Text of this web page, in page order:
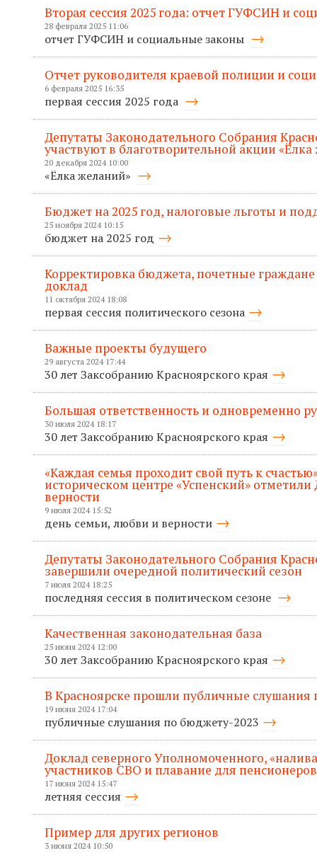
Вторая сессия 2025 года: отчет ГУФСИН и
28 февраля 2025 11:06
отчет ГУФСИН и социальные законы
Отчет руководителя краевой полиции и
6 февраля 2025 16:35
первая сессия 2025 года
Депутаты Законодательного Собрания
участвуют в благотворительной акции
20 декабря 2024 10:00
«Ёлка желаний»
Бюджет на 2025 год, налоговые льготы и
25 ноября 2024 10:15
бюджет на 2025 год
Корректировка бюджета, почетные
доклад
11 октября 2024 18:08
первая сессия политического сезона
Важные проекты будущего
29 августа 2024 17:44
30 лет Заксобранию Красноярского края
Большая ответственность и одновременно
30 июля 2024 18:17
30 лет Заксобранию Красноярского края
«Каждая семья проходит свой путь к
историческом центре «Успенский»
верности
9 июля 2024 15:52
день семьи, любви и верности
Депутаты Законодательного Собрания
завершили очередной политический сезон
7 июля 2024 18:25
последняя сессия в политическом сезоне
Качественная законодательная база
25 июня 2024 12:00
30 лет Заксобранию Красноярского края
В Красноярске прошли публичные слушания
19 июня 2024 17:04
публичные слушания по бюджету-2023
Доклад северного Уполномоченного,
участников СВО и плавание для пенсионеров
17 июня 2024 15:47
летняя сессия
Пример для других регионов
3 июня 2024 10:50